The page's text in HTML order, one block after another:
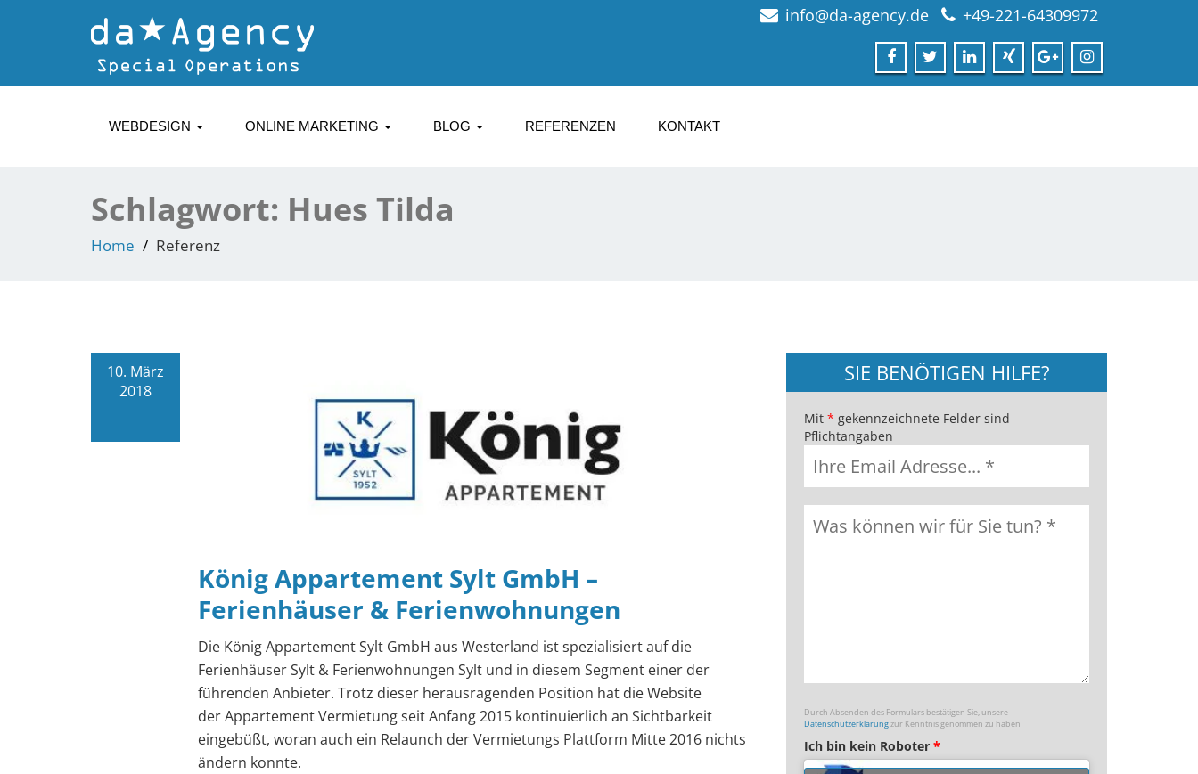
info@da-agency.de +49-221-64309972
WEBDESIGN ONLINE MARKETING BLOG REFERENZEN KONTAKT
Schlagwort: Hues Tilda
Home Referenz
10. März
2018
König Appartement Sylt GmbH –
Ferienhäuser & Ferienwohnungen
Die König Appartement Sylt GmbH aus Westerland ist spezialisiert auf die
Ferienhäuser Sylt & Ferienwohnungen Sylt und in diesem Segment einer der
führenden Anbieter. Trotz dieser herausragenden Position hat die Website
der Appartement Vermietung seit Anfang 2015 kontinuierlich an Sichtbarkeit
eingebüßt, woran auch ein Relaunch der Vermietungs Plattform Mitte 2016 nichts
ändern konnte.
SIE BENÖTIGEN HILFE?
Mit * gekennzeichnete Felder sind
Pflichtangaben
Durch Absenden des Formulars bestätigen Sie, unsere
Datenschutzerklärungzur Kenntnis genommen zu haben
Ich bin kein Roboter *